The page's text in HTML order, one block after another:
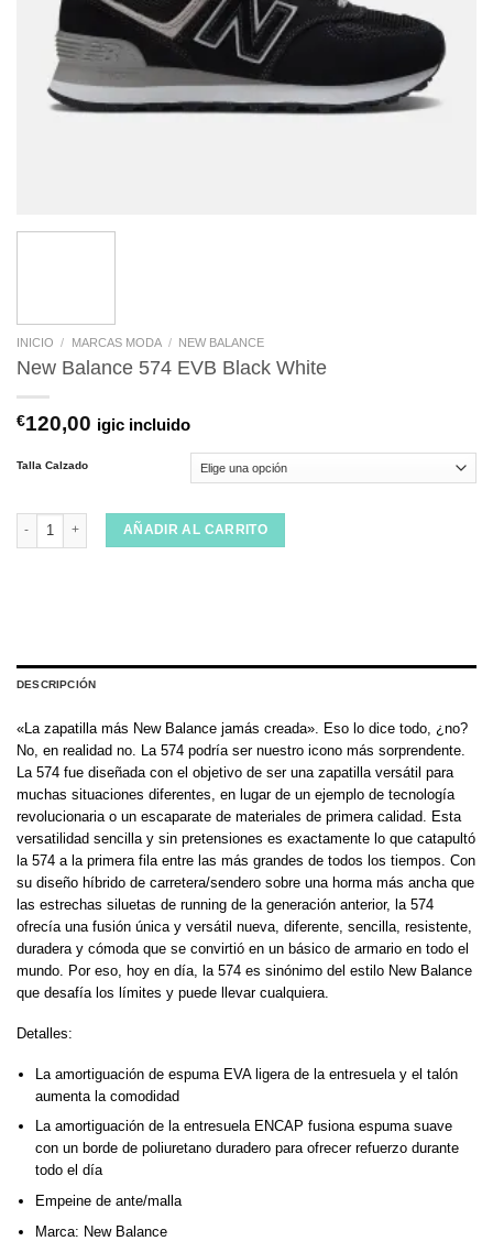
INICIO / MARCAS MODA / NEW BALANCE
New Balance 574 EVB Black White
€120,00 igic incluido
Talla Calzado
New Balance 574 EVB Black White cantidad
AÑADIR AL CARRITO
DESCRIPCIÓN
«La zapatilla más New Balance jamás creada». Eso lo dice todo, ¿no?
No, en realidad no. La 574 podría ser nuestro icono más sorprendente.
La 574 fue diseñada con el objetivo de ser una zapatilla versátil para
muchas situaciones diferentes, en lugar de un ejemplo de tecnología
revolucionaria o un escaparate de materiales de primera calidad. Esta
versatilidad sencilla y sin pretensiones es exactamente lo que catapultó
la 574 a la primera fila entre las más grandes de todos los tiempos. Con
su diseño híbrido de carretera/sendero sobre una horma más ancha que
las estrechas siluetas de running de la generación anterior, la 574
ofrecía una fusión única y versátil nueva, diferente, sencilla, resistente,
duradera y cómoda que se convirtió en un básico de armario en todo el
mundo. Por eso, hoy en día, la 574 es sinónimo del estilo New Balance
que desafía los límites y puede llevar cualquiera.
Detalles:
La amortiguación de espuma EVA ligera de la entresuela y el talón
aumenta la comodidad
La amortiguación de la entresuela ENCAP fusiona espuma suave
con un borde de poliuretano duradero para ofrecer refuerzo durante
todo el día
Empeine de ante/malla
Marca: New Balance